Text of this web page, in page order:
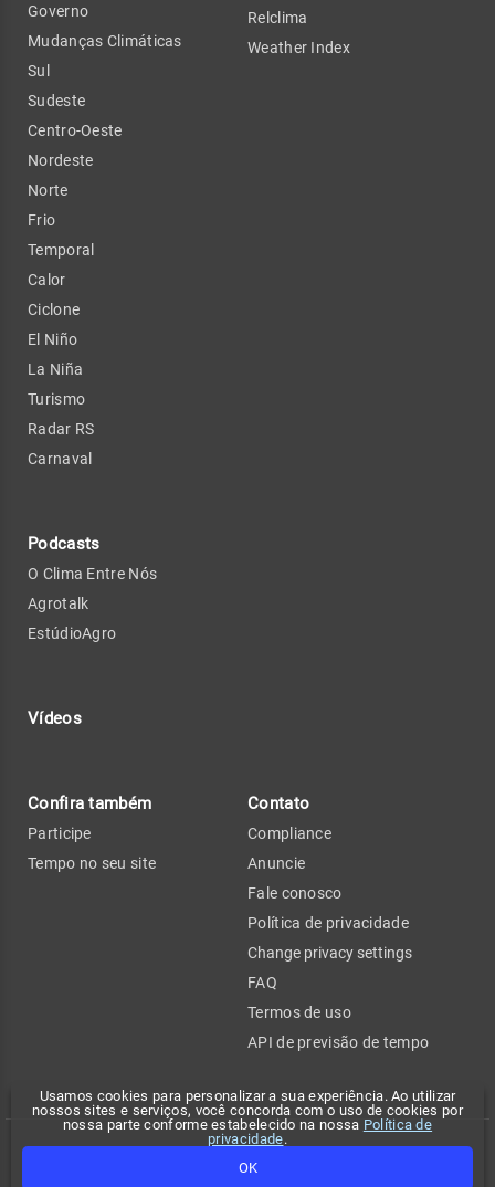
Usamos cookies para personalizar a sua experiência. Ao utilizar
nossos sites e serviços, você concorda com o uso de cookies por
nossa parte conforme estabelecido na nossa Política de
privacidade.
OK
Governo
Mudanças Climáticas
Sul
Sudeste
Centro-Oeste
Nordeste
Norte
Frio
Temporal
Calor
Ciclone
El Niño
La Niña
Turismo
Radar RS
Carnaval
Podcasts
O Clima Entre Nós
Agrotalk
EstúdioAgro
Vídeos
Relclima
Weather Index
Confira também
Participe
Tempo no seu site
Contato
Compliance
Anuncie
Fale conosco
Política de privacidade
Change privacy settings
FAQ
Termos de uso
API de previsão de tempo
Copyright 2026 - Climatempo. Todos os direitos reservados.